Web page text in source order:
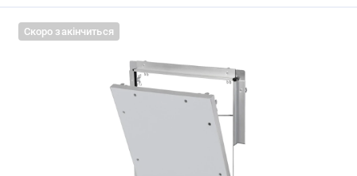
Скоро закінчиться